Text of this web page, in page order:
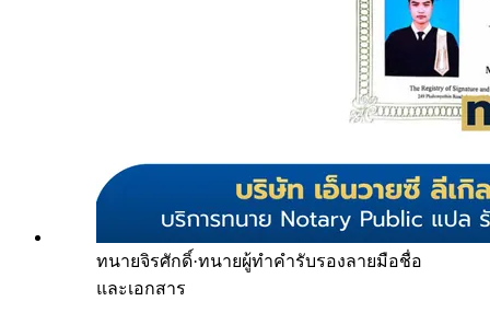
ทนายจิรศักดิ์·ทนายผู้ทำคำรับรองลายมือชื่อ
และเอกสาร